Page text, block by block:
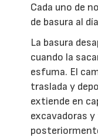
Cada uno de
de basura al
La basura
cuando la
esfuma. El
traslada y
extiende en
excavadoras